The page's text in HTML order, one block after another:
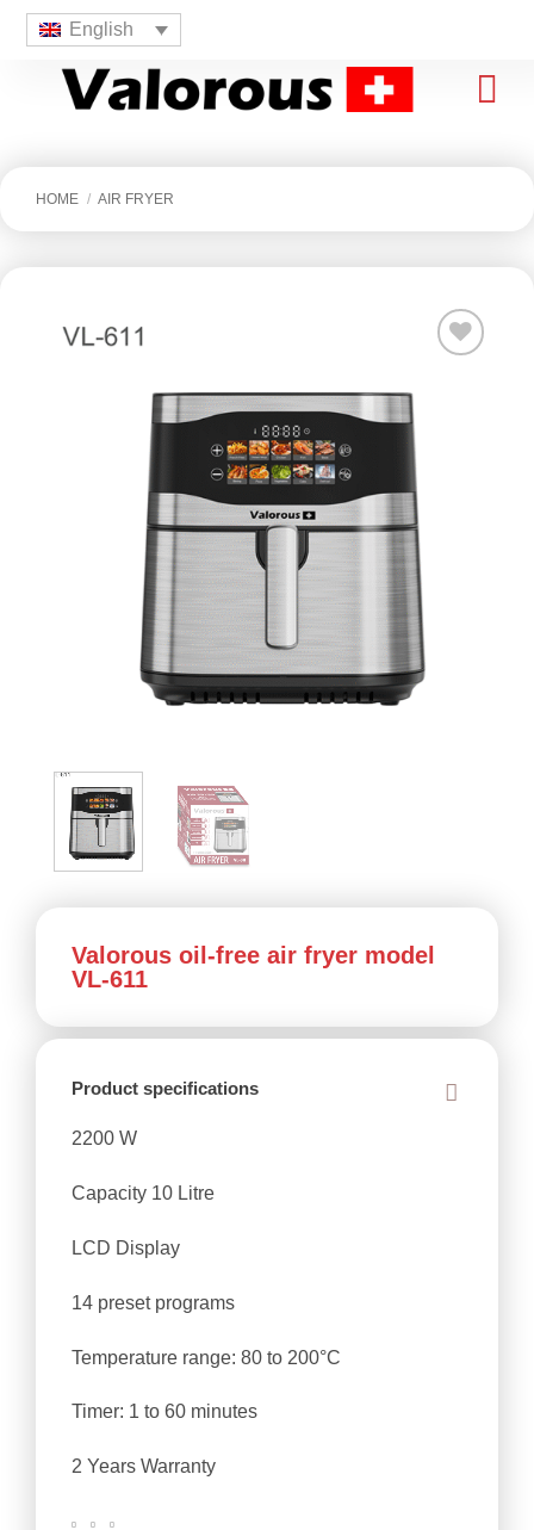
English
HOME / AIR FRYER
Valorous oil-free air fryer model
VL-611
Product specifications
2200 W
Capacity 10 Litre
LCD Display
14 preset programs
Temperature range: 80 to 200°C
Timer: 1 to 60 minutes
2 Years Warranty